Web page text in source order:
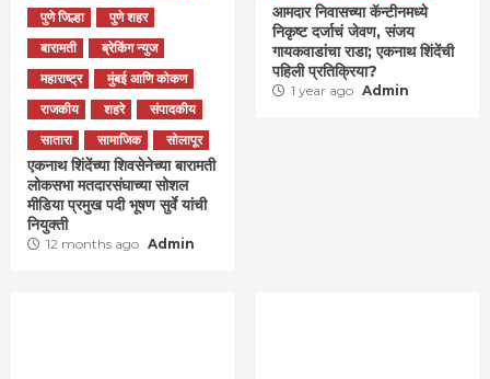
पुणे जिल्हा
पुणे शहर
बारामती
ब्रेकिंग न्युज
महाराष्ट्र
मुंबई आणि कोकण
राजकीय
शहरे
संपादकीय
सातारा
सामाजिक सोलापूर
एकनाथ शिंदेंच्या शिवसेनेच्या बारामती
लोकसभा मतदारसंघाच्या सोशल
मीडिया प्रमुख पदी भूषण सुर्वे यांची
नियुक्ती
12 months ago Admin
आमदार निवासच्या कॅन्टीनमध्ये
निकृष्ट दर्जाचं जेवण, संजय
गायकवाडांचा राडा; एकनाथ शिंदेंची
पहिली प्रतिक्रिया?
1 year ago Admin